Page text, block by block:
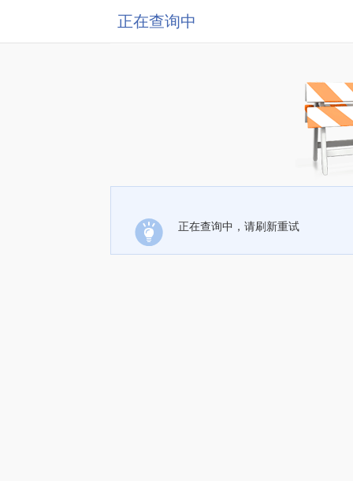
正在查询中
正在查询中，请刷新重试